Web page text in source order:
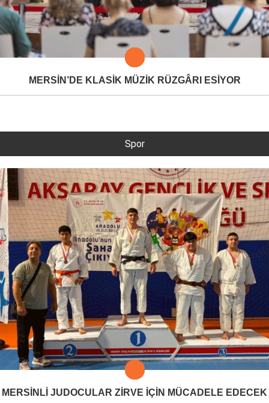
MERSİN’DE KLASİK MÜZİK RÜZGÂRI ESİYOR
Spor
MERSİNLİ JUDOCULAR ZİRVE İÇİN MÜCADELE EDECEK